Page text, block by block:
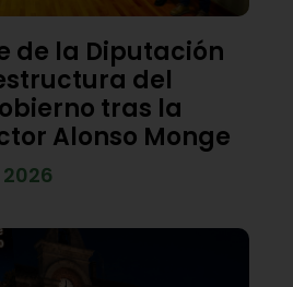
de la Diputación
del
tras la
Alonso Monge